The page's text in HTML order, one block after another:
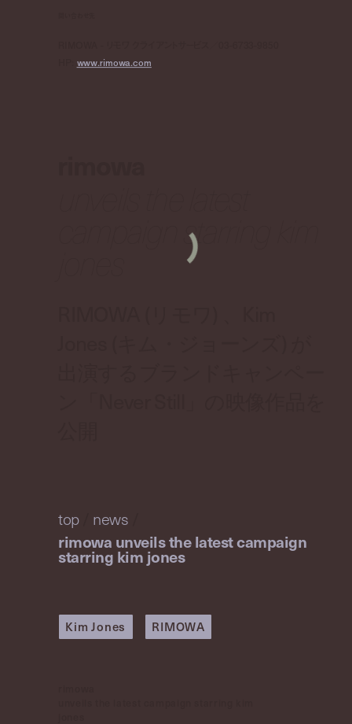
www.rimowa.com
campaign starring kim
top/ news
rimowa unveils the latest campaign
starring kim jones
Kim Jones RIMOWA